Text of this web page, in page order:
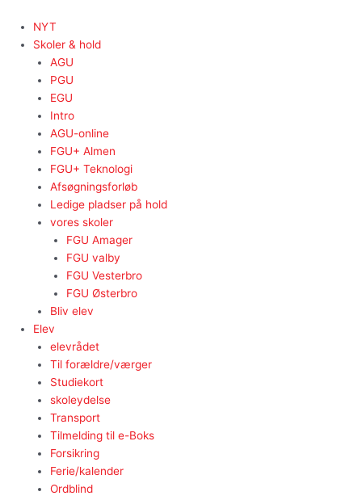
indholdet
NYT
Skoler & hold
AGU
PGU
EGU
Intro
AGU-online
FGU+ Almen
FGU+ Teknologi
Afsøgningsforløb
Ledige pladser på hold
vores skoler
FGU Amager
FGU valby
FGU Vesterbro
FGU Østerbro
Bliv elev
Elev
elevrådet
Til forældre/værger
Studiekort
skoleydelse
Transport
Tilmelding til e-Boks
Forsikring
Ferie/kalender
Ordblind